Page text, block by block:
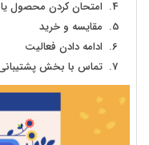
امتحان کردن محصول
مقایسه و خرید
ادامه دادن فعالیت
تماس با بخش